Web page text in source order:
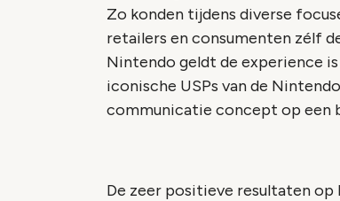
Zo konden tijdens diverse
retailers en consumenten zélf
Nintendo geldt de experience
iconische USPs van de
communicatie concept op een
De zeer positieve resultaten op